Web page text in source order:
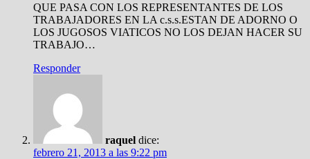
QUE PASA CON LOS REPRESENTANTES DE LOS
TRABAJADORES EN LA c.s.s.ESTAN DE ADORNO O
LOS JUGOSOS VIATICOS NO LOS DEJAN HACER SU
TRABAJO…
Responder
raquel dice:
febrero 21, 2013 a las 9:22 pm